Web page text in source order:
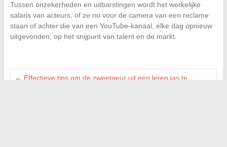
Tussen onzekerheden en uitbarstingen wordt het werkelijke
salaris van acteurs, of ze nu voor de camera van een reclame
staan of achter die van een YouTube-kanaal, elke dag opnieuw
uitgevonden, op het snijpunt van talent en de markt.
← Effectieve tips om de zweetgeur uit een leren jas te